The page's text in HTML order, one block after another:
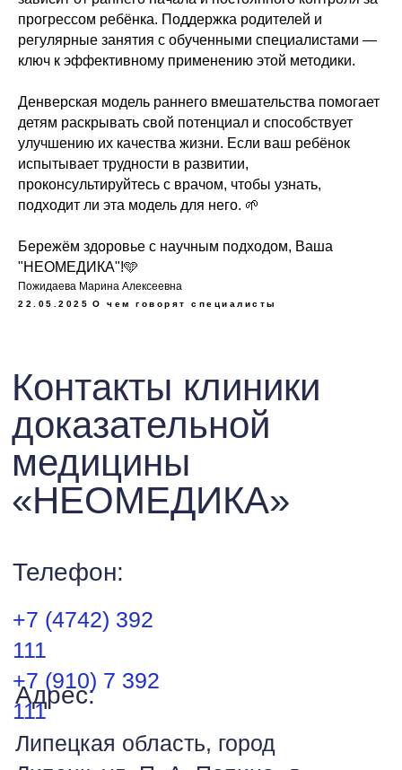
прогрессом ребёнка. Поддержка родителей и
регулярные занятия с обученными специалистами —
ключ к эффективному применению этой методики.
Денверская модель раннего вмешательства помогает
детям раскрывать свой потенциал и способствует
улучшению их качества жизни. Если ваш ребёнок
испытывает трудности в развитии,
проконсультируйтесь с врачом, чтобы узнать,
подходит ли эта модель для него. 🌱
Бережём здоровье с научным подходом, Ваша
"НЕОМЕДИКА"!🩵
Пожидаева Марина Алексеевна
22.05.2025 О чем говорят специалисты
Время работы:
Пн-Пт 09:00 -
19:00
Сб
16:00
Соцсети:
Telegram
VK